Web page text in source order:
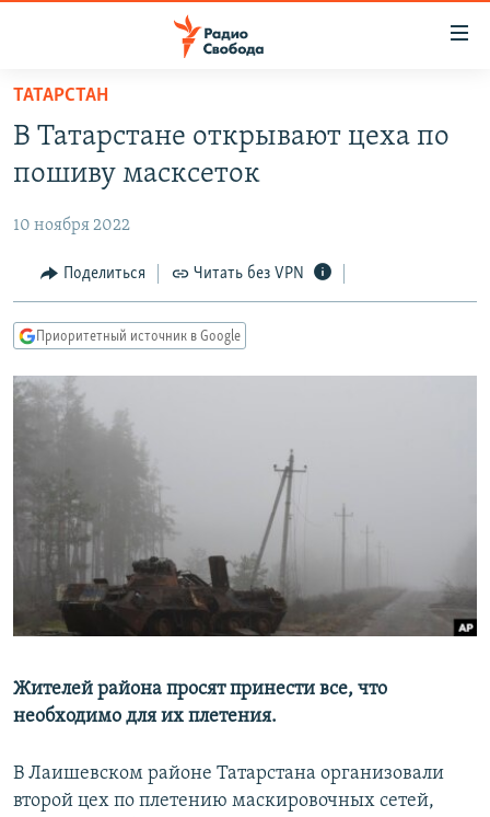
упрощенного
доступа
основному
Вернутся
главной
навигации
Вернутся
поиску
ПОДКАСТЫ
АВТОРСКИЕ ПРОЕКТЫ
ЦИТАТЫ СВОБОДЫ
МНЕНИЯ
IDEL.РЕАЛИИ
КАВКАЗ.РЕАЛИИ
СЕВЕР.РЕАЛИИ
СИБИРЬ.РЕАЛИИ
РАСПИСАНИЕ ВЕЩАНИЯ
ПОДПИШИТЕСЬ НА РАССЫЛКУ
СОЦИАЛЬНЫЕ СЕТИ
ТАТАРСТАН
В Татарстане открывают цеха по
пошиву масксеток
10 ноября 2022
Поделиться Читать без VPN
Приоритетный источник в Google
Жителей района просят принести все, что
необходимо для их плетения.
В Лаишевском районе Татарстана организовали
второй цех по плетению маскировочных сетей,